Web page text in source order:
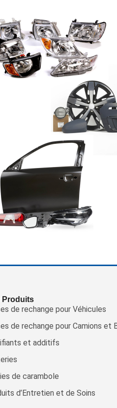
Produits
de rechange pour Véhicules
de rechange pour Camions et
et additifs
de carambole
d’Entretien et de Soins